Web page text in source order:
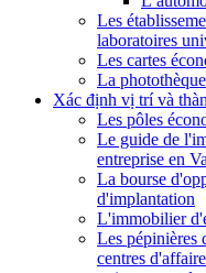
Les
laboratoires
Les cartes
La
Xác định vị trí và
Les pôles
Le guide de
entreprise en
La bourse
d'implantation
L'immobilier
Les pépinières
centres